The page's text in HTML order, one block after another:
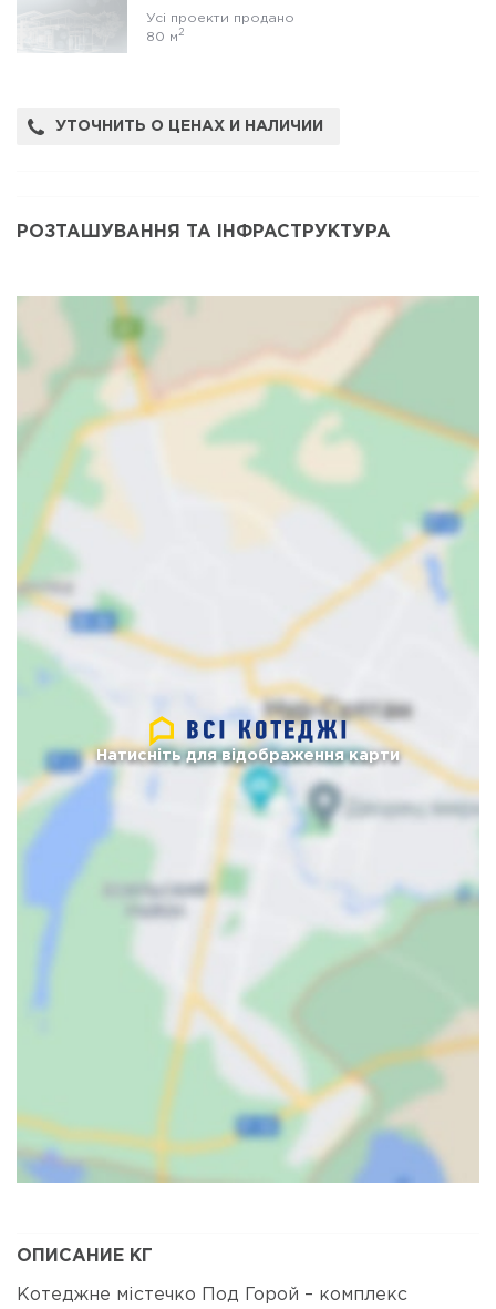
Усі проекти продано
80 м 2
УТОЧНИТЬ О ЦЕНАХ И НАЛИЧИИ
РОЗТАШУВАННЯ ТА ІНФРАСТРУКТУРА
Натисніть для відображення карти
ОПИСАНИЕ КГ
Котеджне містечко Под Горой – комплекс